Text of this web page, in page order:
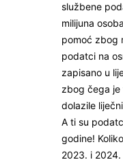
službene
milijuna
pomoć zbog
podatci na
zapisano u
zbog čega je
dolazile
A ti su
godine!
2023. i